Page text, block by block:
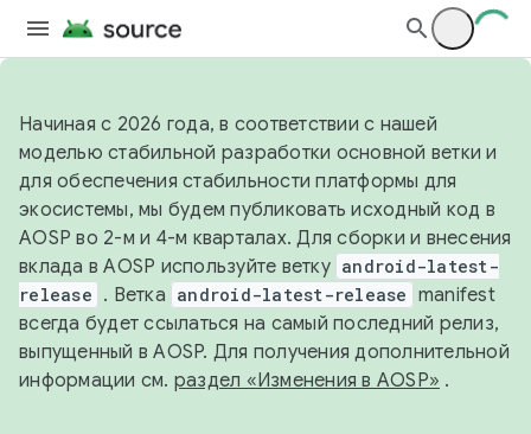
Начиная с 2026 года, в соответствии с нашей
моделью стабильной разработки основной ветки и
для обеспечения стабильности платформы для
экосистемы, мы будем публиковать исходный код в
AOSP во 2-м и 4-м кварталах. Для сборки и внесения
вклада в AOSP используйте ветку android-latest-
release . Ветка android-latest-release manifest
всегда будет ссылаться на самый последний релиз,
выпущенный в AOSP. Для получения дополнительной
информации см. раздел «Изменения в AOSP» .